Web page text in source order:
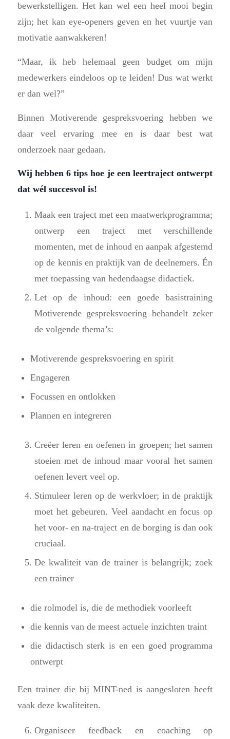
bewerkstelligen. Het kan wel een heel mooi begin
zijn; het kan eye-openers geven en het vuurtje van
motivatie aanwakkeren!
“Maar, ik heb helemaal geen budget om mijn
medewerkers eindeloos op te leiden! Dus wat werkt
er dan wel?”
Binnen Motiverende gespreksvoering hebben we
daar veel ervaring mee en is daar best wat
onderzoek naar gedaan.
Wij hebben 6 tips hoe je een leertraject ontwerpt
dat wél succesvol is!
Maak een traject met een maatwerkprogramma;
ontwerp een traject met verschillende
momenten, met de inhoud en aanpak afgestemd
op de kennis en praktijk van de deelnemers. Én
met toepassing van hedendaagse didactiek.
Let op de inhoud: een goede basistraining
Motiverende gespreksvoering behandelt zeker
de volgende thema’s:
Motiverende gespreksvoering en spirit
Engageren
Focussen en ontlokken
Plannen en integreren
Creëer leren en oefenen in groepen; het samen
stoeien met de inhoud maar vooral het samen
oefenen levert veel op.
Stimuleer leren op de werkvloer; in de praktijk
moet het gebeuren. Veel aandacht en focus op
het voor- en na-traject en de borging is dan ook
cruciaal.
De kwaliteit van de trainer is belangrijk; zoek
een trainer
die rolmodel is, die de methodiek voorleeft
die kennis van de meest actuele inzichten traint
die didactisch sterk is en een goed programma
ontwerpt
Een trainer die bij MINT-ned is aangesloten heeft
vaak deze kwaliteiten.
Organiseer feedback en coaching op